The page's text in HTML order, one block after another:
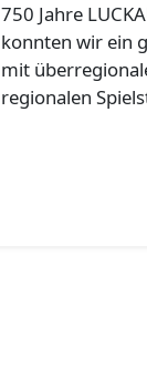
750 Jahre
konnten wir ein
mit
regionalen